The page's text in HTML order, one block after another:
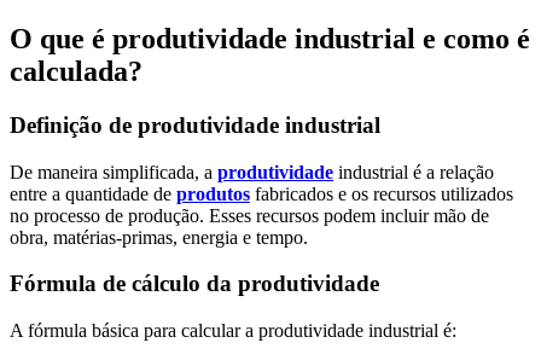
O que é produtividade industrial e como é
calculada?
Definição de produtividade industrial
De maneira simplificada, a produtividade industrial é a relação
entre a quantidade de produtos fabricados e os recursos utilizados
no processo de produção. Esses recursos podem incluir mão de
obra, matérias-primas, energia e tempo.
Fórmula de cálculo da produtividade
A fórmula básica para calcular a produtividade industrial é: